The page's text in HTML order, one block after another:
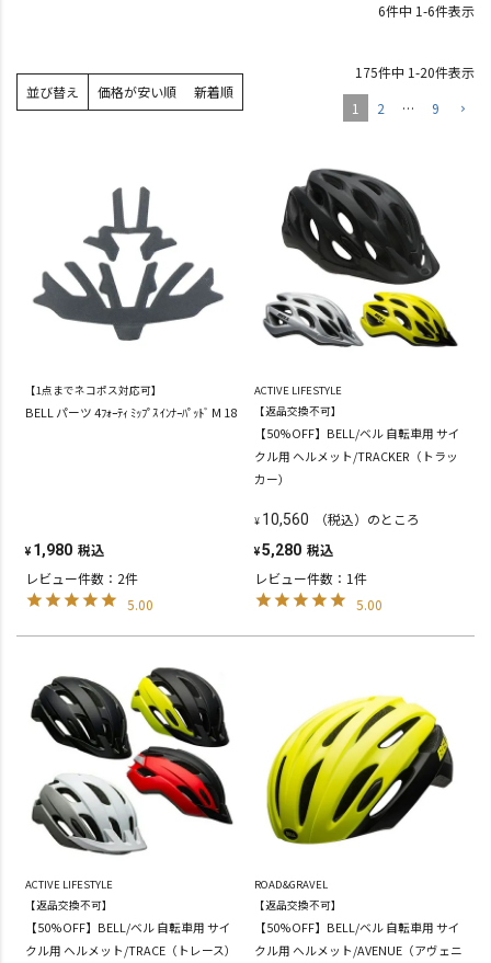
6件中 1-6件表示
並び替え 価格が安い順 新着順
175件中 1-20件表示
1
2 … 9
【1点までネコポス対応可】
BELL パーツ 4ﾌｫｰﾃｨ ﾐｯﾌﾟｽ ｲﾝﾅｰﾊﾟｯﾄﾞ M 18
¥ 1,980 税込
レビュー件数：2件
5.00
ACTIVE LIFESTYLE
【返品交換不可】
【50%OFF】BELL/ベル 自転車用 サイ
クル用 ヘルメット/TRACKER（トラッ
カー）
¥ 10,560 （税込）のところ
¥5,280 税込
レビュー件数：1件
5.00
ACTIVE LIFESTYLE
【返品交換不可】
【50%OFF】BELL/ベル 自転車用 サイ
クル用 ヘルメット/TRACE（トレース）
ROAD&GRAVEL
【返品交換不可】
【50%OFF】BELL/ベル 自転車用 サイ
クル用 ヘルメット/AVENUE（アヴェニ